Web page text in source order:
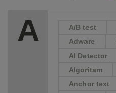
A A/B test
Adware
AI Detector
Algoritam
Anchor text